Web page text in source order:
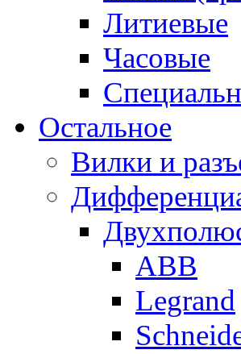
Литиевые
Часовые
Остальное
Вилки и
ABB
Legrand